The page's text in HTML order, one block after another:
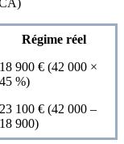
Régime réel
18 900 € (42 000 ×
45 %)
23 100 € (42 000 –
18 900)